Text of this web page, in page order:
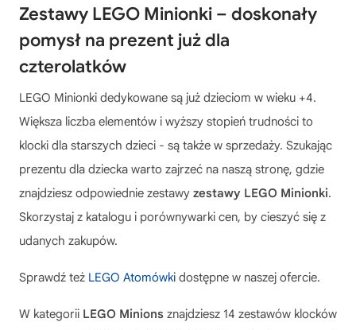
Zestawy LEGO Minionki – doskonały
pomysł na prezent już dla
czterolatków
LEGO Minionki dedykowane są już dzieciom w wieku +4.
Większa liczba elementów i wyższy stopień trudności to
klocki dla starszych dzieci - są także w sprzedaży. Szukając
prezentu dla dziecka warto zajrzeć na naszą stronę, gdzie
znajdziesz odpowiednie zestawy zestawy LEGO Minionki.
Skorzystaj z katalogu i porównywarki cen, by cieszyć się z
udanych zakupów.
Sprawdź też LEGO Atomówki dostępne w naszej ofercie.
W kategorii LEGO Minions znajdziesz 14 zestawów klocków